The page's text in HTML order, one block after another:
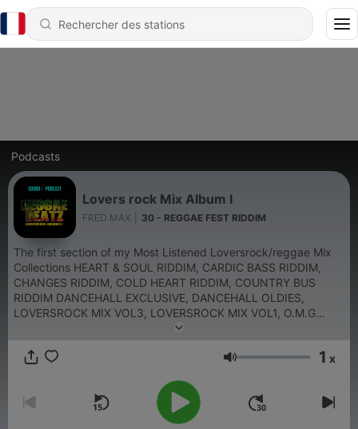
Podcasts
Lovers rock Mix Album I
FRED MAX 30 - REGGAE FEST RIDDIM
The first section of my Most Listened Loversrock/reggae Mix
Collections HEART & SOUL RIDDIM, CARDIC BASS RIDDIM,
CHANGES RIDDIM, COLD HEART RIDDIM, COUNTRY BUS
RIDDIM DANCEHALL EXCLUSIVE, DANCEHALL OLDIES,
LOVERSROCK MIX VOL3, LOVERSROCK MIX VOL1, O.M.G
Volume 1 x